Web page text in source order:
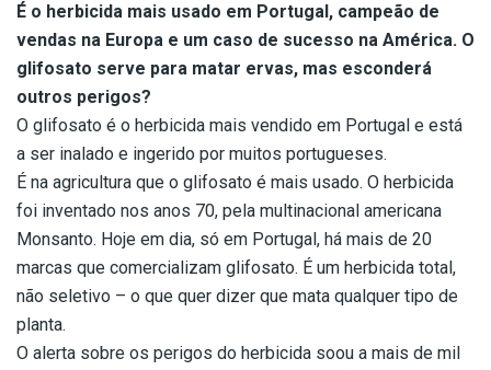
É o herbicida mais usado em Portugal, campeão de
vendas na Europa e um caso de sucesso na América. O
glifosato serve para matar ervas, mas esconderá
outros perigos?
O glifosato é o herbicida mais vendido em Portugal e está
a ser inalado e ingerido por muitos portugueses.
É na agricultura que o glifosato é mais usado. O herbicida
foi inventado nos anos 70, pela multinacional americana
Monsanto. Hoje em dia, só em Portugal, há mais de 20
marcas que comercializam glifosato. É um herbicida total,
não seletivo – o que quer dizer que mata qualquer tipo de
planta.
O alerta sobre os perigos do herbicida soou a mais de mil